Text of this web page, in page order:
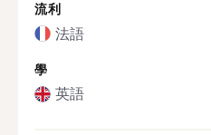
流利
法語
學
英語